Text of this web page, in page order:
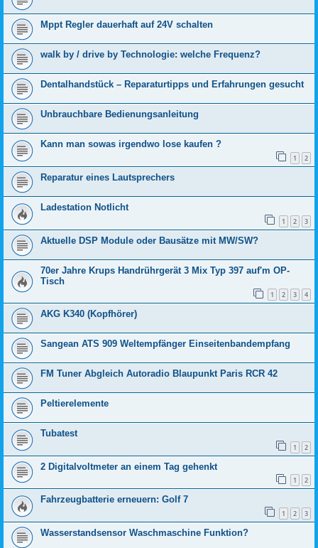
Mppt Regler dauerhaft auf 24V schalten
walk by / drive by Technologie: welche Frequenz?
Dentalhandstück – Reparaturtipps und Erfahrungen gesucht
Unbrauchbare Bedienungsanleitung
Kann man sowas irgendwo lose kaufen ?
1 2
Reparatur eines Lautsprechers
Ladestation Notlicht
1 2 3
Aktuelle DSP Module oder Bausätze mit MW/SW?
70er Jahre Krups Handrührgerät 3 Mix Typ 397 auf'm OP-
Tisch
1 2 3 4
AKG K340 (Kopfhörer)
Sangean ATS 909 Weltempfänger Einseitenbandempfang
FM Tuner Abgleich Autoradio Blaupunkt Paris RCR 42
Peltierelemente
Tubatest
1 2
2 Digitalvoltmeter an einem Tag gehenkt
1 2
Fahrzeugbatterie erneuern: Golf 7
1 2 3
Wasserstandsensor Waschmaschine Funktion?